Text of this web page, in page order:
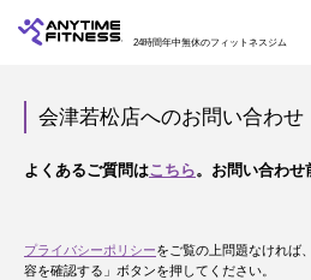
24時間年中無休のフィットネスジム
会津若松店へのお問い合わせ
よくあるご質問はこちら。お問い合わせ
プライバシーポリシーをご覧の上問題なければ
容を確認する」ボタンを押してください。